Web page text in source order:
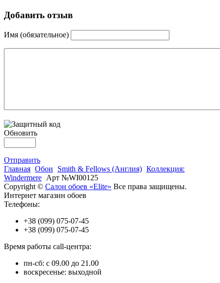
Добавить отзыв
Имя (обязательное)
Обновить
Отправить
Главная Обои Smith & Fellows (Англия) Коллекция:
Windermere Арт №WI00125
Copyright © Салон обоев «Elite» Все права защищены.
Интернет магазин обоев
Телефоны:
+38 (099) 075-07-45
+38 (099) 075-07-45
Время работы call-центра:
пн-сб: с 09.00 до 21.00
воскресенье: выходной